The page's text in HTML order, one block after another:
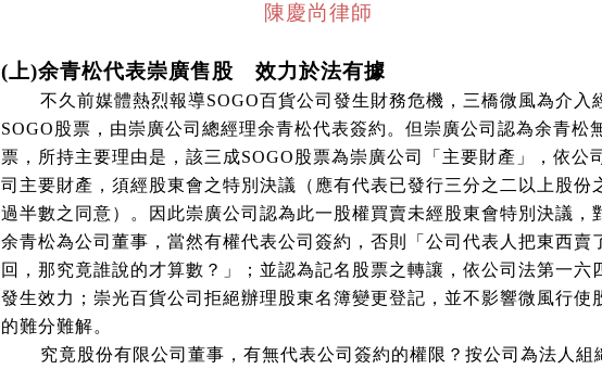
陳慶尚律師
(上)余青松代表崇廣售股 效力於法有據
不久前媒體熱烈報導SOGO百貨公司發生財務危機，三橋微風為介入
SOGO 股票，由崇廣公司總經理余青松代表簽約。但崇廣公司認為余青松
票，所持主要理由是，該三成SOGO 股票為崇廣公司「主要財產」，依公
司主要財產，須經股東會之特別決議（應有代表已發行三分之二以上股份
過半數之同意）。因此崇廣公司認為此一股權買賣未經股東會特別決議，
余青松為公司董事，當然有權代表公司簽約，否則「公司代表人把東西賣
回，那究竟誰說的才算數？」；並認為記名股票之轉讓，依公司法第一六
發生效力；崇光百貨公司拒絕辦理股東名簿變更登記，並不影響微風行使
的難分難解。
究竟股份有限公司董事，有無代表公司簽約的權限？按公司為法人組